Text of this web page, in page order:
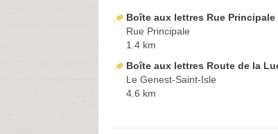
Boîte aux lettres Rue Principale
Rue Principale
1.4 km
Boîte aux lettres Route de la
Le Genest-Saint-Isle
4.6 km